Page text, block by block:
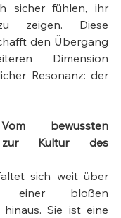
sicher fühlen, ihr
zeigen. Diese
den Übergang
Dimension
Resonanz: der
bewussten
zur Kultur des
sich weit über
einer bloßen
hinaus. Sie ist eine